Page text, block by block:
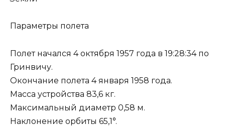
Параметры полета
Полет начался 4 октября 1957 года в 19:28:34 по
Гринвичу.
Окончание полета 4 января 1958 года.
Масса устройства 83,6 кг.
Максимальный диаметр 0,58 м.
Наклонение орбиты 65,1°.